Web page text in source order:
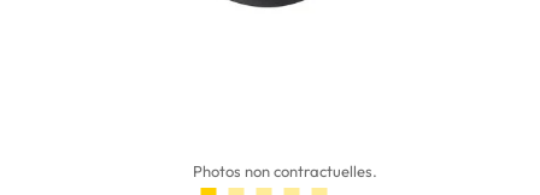
Photos non contractuelles.